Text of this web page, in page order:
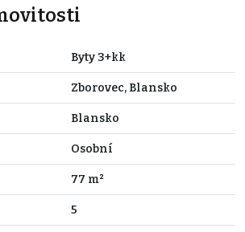
Byty 3+kk
Zborovec, Blansko
Blansko
Osobní
77 m²
5